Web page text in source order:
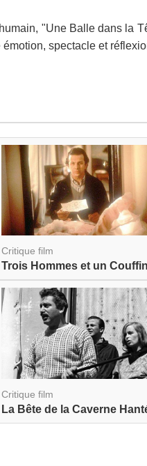
"Une Balle dans la
spectacle et
Critique film
Trois Hommes et un Couffin
Critique film
La Bête de la Caverne